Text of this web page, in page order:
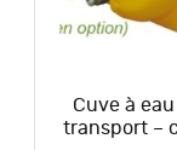
Cuve à
transport –